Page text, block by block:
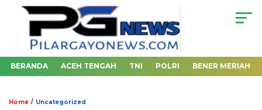
BERANDA ACEH TENGAH TNI POLRI BENER MERIAH
Home / Uncategorized